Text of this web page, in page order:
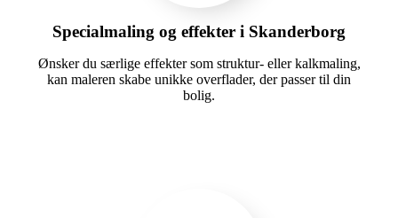
Specialmaling og effekter i Skanderborg
Ønsker du særlige effekter som struktur- eller kalkmaling,
kan maleren skabe unikke overflader, der passer til din
bolig.